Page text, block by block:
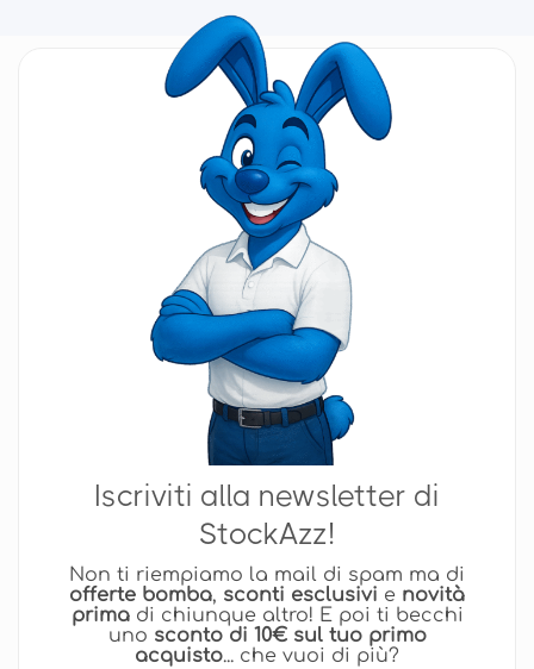
Iscriviti alla newsletter di
StockAzz!
Non ti riempiamo la mail di spam ma di
offerte bomba, sconti esclusivi e novità
primadi chiunque altro! E poi ti becchi
uno sconto di 10€ sul tuo primo
acquisto... che vuoi di più?